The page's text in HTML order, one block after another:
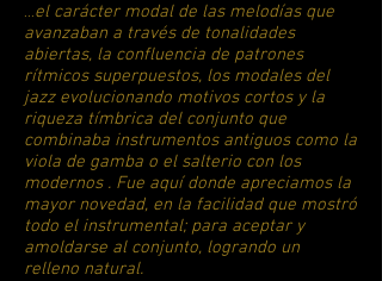
...el carácter modal de las melodías que
avanzaban a través de tonalidades
abiertas, la confluencia de patrones
rítmicos superpuestos, los modales del
jazz evolucionando motivos cortos y la
riqueza tímbrica del conjunto que
combinaba instrumentos antiguos como la
viola de gamba o el salterio con los
modernos . Fue aquí donde apreciamos la
mayor novedad, en la facilidad que mostró
todo el instrumental; para aceptar y
amoldarse al conjunto, logrando un
relleno natural.